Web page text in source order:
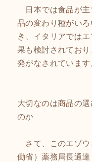
日本では食品が主
品の変わり種がい
き、イタリアでは
果も検討されてお
発がなされています
大切なのは商品の
のか
さて、このエゾウ
働省）薬務局長通